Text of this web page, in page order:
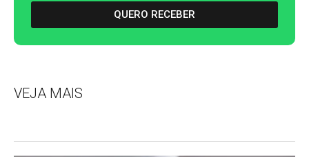
QUERO RECEBER
VEJA MAIS